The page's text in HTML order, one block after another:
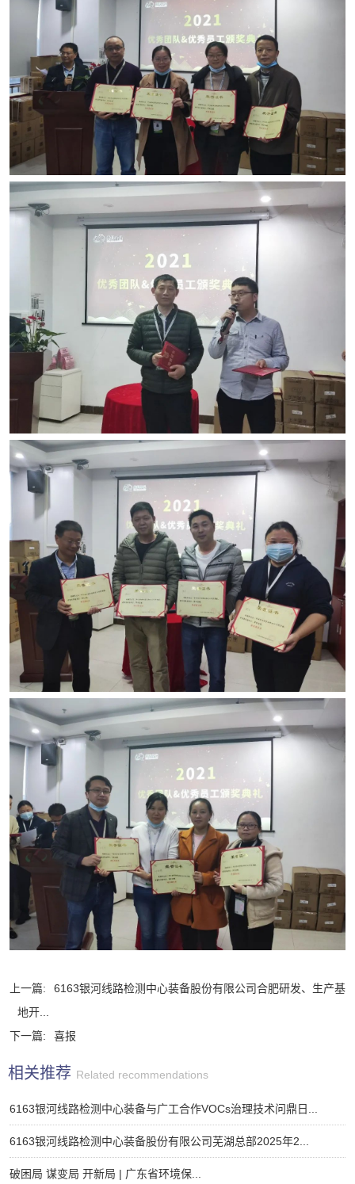
上一篇:
6163银河线路检测中心装备股份有限公司合肥研发、生产基
地开...
下一篇:
喜报
相关推荐 Related recommendations
6163银河线路检测中心装备与广工合作VOCs治理技术问鼎日...
6163银河线路检测中心装备股份有限公司芜湖总部2025年2...
破困局 谋变局 开新局 | 广东省环境保...